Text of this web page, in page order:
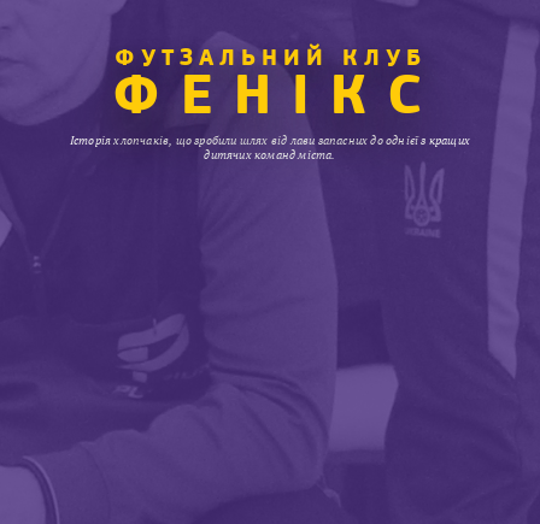
ФУТЗАЛЬНИЙ КЛУБ
ФЕНІКС
Історія хлопчаків, що зробили шлях від лави запасних до однієї з кращих
дитячих команд міста.